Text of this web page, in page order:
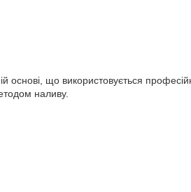
основі, що використовується
наливу.